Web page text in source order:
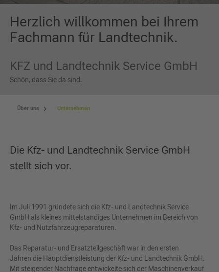
Herzlich willkommen bei Ihrem
Fachmann für Landtechnik.
KFZ und Landtechnik Service GmbH
Schön, dass Sie da sind.
Über uns Unternehmen
Die Kfz- und Landtechnik Service GmbH
stellt sich vor.
Im Juli 1991 gründete sich die Kfz- und Landtechnik Service
GmbH als kleines mittelständiges Unternehmen im Bereich von
Kfz- und Nutzfahrzeugreparaturen.
Das Reparatur- und Ersatzteilgeschäft war in den ersten
Jahren die Hauptdienstleistung der Kfz- und Landtechnik GmbH.
Mit steigender Nachfrage entwickelte sich der Maschinenverkauf